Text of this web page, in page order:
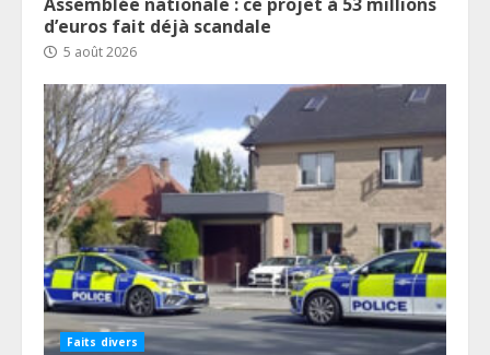
d’euros fait déjà scandale
5 août 2026
Faits divers